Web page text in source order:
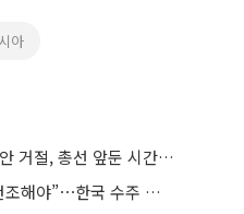
아
절, 총선 앞둔 시간 끌기”
백악관 “전투함 등 4척 해외 건조해야”⋯한국 수주 기대